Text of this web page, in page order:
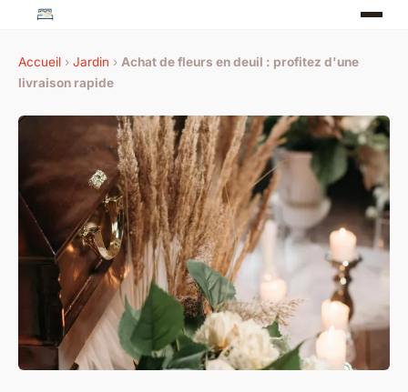
Accueil › Jardin › Achat de fleurs en deuil : profitez d'une
livraison rapide